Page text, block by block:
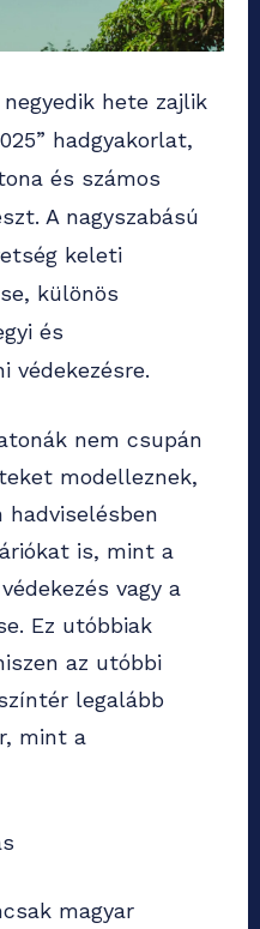
hete zajlik
hadgyakorlat,
és számos
A nagyszabású
keleti
különös
és
védekezésre.
nem csupán
modelleznek,
hadviselésben
is, mint a
vagy a
Ez utóbbiak
az utóbbi
legalább
mint a
magyar